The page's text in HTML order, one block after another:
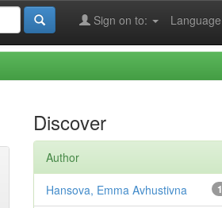
Language
Sign on to:
Discover
Author
1
Hansova, Emma Avhustivna